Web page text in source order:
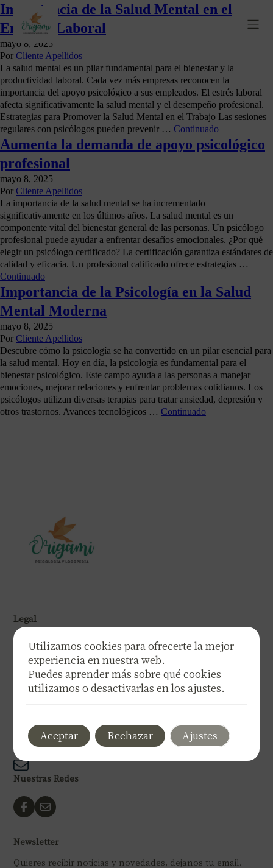
Importancia de la Salud Mental en el
Entorno Laboral
mayo 8, 2025
Por Cliente Apellidos
La salud mental es un pilar fundamental para el bienestar y la
productividad laboral. Cada vez más empresas reconocen la
importancia del apoyo psicológico a sus empleados. El estrés laboral
afecta significativamente la salud mental y el desempeño profesional.
Estrategias para Promover la Salud Mental en el Trabajo Las sesiones
regulares con psicólogos pueden prevenir … Continuado
Aumenta la demanda de apoyo psicológico
profesional
mayo 8, 2025
Por Cliente Apellidos
La importancia de la salud mental se ha incrementado
significativamente en los últimos años. La salud mental es un
componente vital del bienestar general de las personas. Un psicólogo
profesional puede ayudar a enfrentar desafíos emocionales. ¿Por qué
elegir un psicólogo certificado? La certificación garantiza estándares de
calidad y eficacia. Un profesional calificado ofrece estrategias …
Continuado
Importancia de la Psicología en la Salud
Mental Moderna
mayo 8, 2025
Por Cliente Apellidos
Descubre cómo la psicología se ha convertido en un pilar esencial para
la salud mental. Hoy en día, la psicología es fundamental para el
bienestar psicológico. Este campo ayuda a las personas a manejar
emociones, mejorar relaciones y enfrentar problemas cotidianos. Los
psicólogos utilizan diversas terapias para tratar ansiedad, depresión y
otros trastornos. Avances tecnológicos … Continuado
Legal
Política de privacidad
Política de cookies
Aviso legal
Declaración de accesibilidad
Correo electrónico
Nuestras Redes
Newsletter
Quieres recibir noticias y novedades, dejanos tu email.
Utilizamos cookies para ofrecerte la mejor
experiencia en nuestra web.
Puedes aprender más sobre qué cookies
utilizamos o desactivarlas en losajustes.
Aceptar Rechazar Ajustes